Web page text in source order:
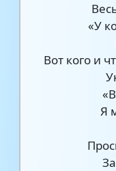
«У
Вот кого и
Я